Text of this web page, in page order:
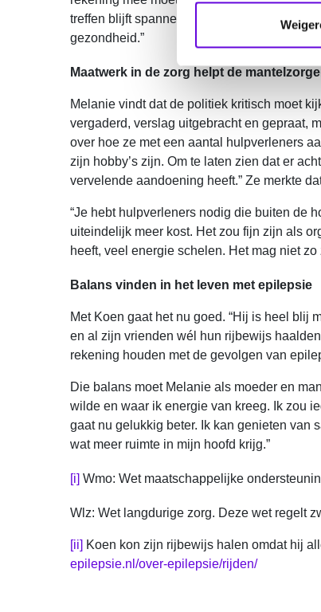
e
m
i
n
g
s
s
e
l
c
t
i
treffen blijft spannend. En na zo’n
gezondheid.”
Maatwerk in de zorg helpt de
Melanie vindt dat de politiek kritisch moet
vergaderd, verslag uitgebracht en gepraat,
over hoe ze met een aantal hulpverleners
zijn hobby’s zijn. Om te laten zien dat er
vervelende aandoening heeft.” Ze merkte
“Je hebt hulpverleners nodig die buiten de
uiteindelijk meer kost. Het zou fijn zijn als
heeft, veel energie schelen. Het mag niet
Balans vinden in het leven met epilepsie
Met Koen gaat het nu goed. “Hij is heel blij
en al zijn vrienden wél hun rijbewijs
rekening houden met de gevolgen van
Die balans moet Melanie als moeder en
wilde en waar ik energie van kreeg. Ik zou
gaat nu gelukkig beter. Ik kan genieten van
wat meer ruimte in mijn hoofd krijg.”
[i] Wmo: Wet maatschappelijke
Wlz: Wet langdurige zorg. Deze wet regelt
[ii] Koen kon zijn rijbewijs halen omdat hij
epilepsie.nl/over-epilepsie/rijden/